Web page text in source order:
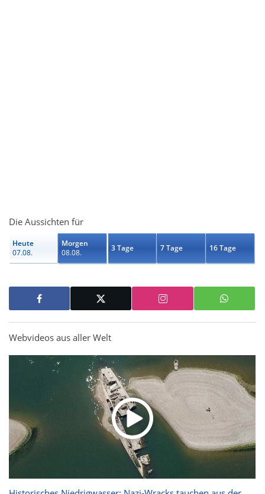
Die Aussichten für
Heute
07.08.
Morgen
08.08.
3 Tage 7 Tage 16 Tage
Webvideos aus aller Welt